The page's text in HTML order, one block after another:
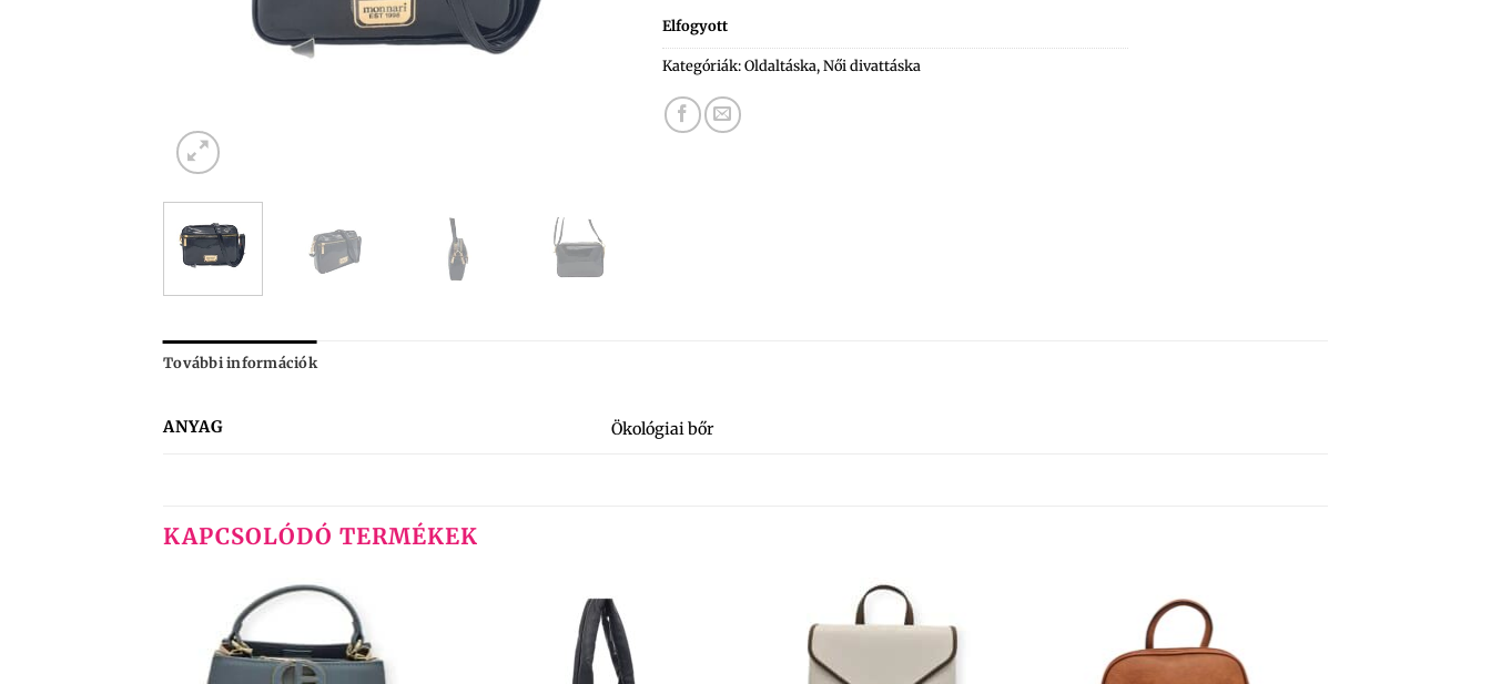
Elfogyott
Kategóriák:Oldaltáska,Női divattáska
További információk
ANYAG Ökológiai bőr
KAPCSOLÓDÓ TERMÉKEK